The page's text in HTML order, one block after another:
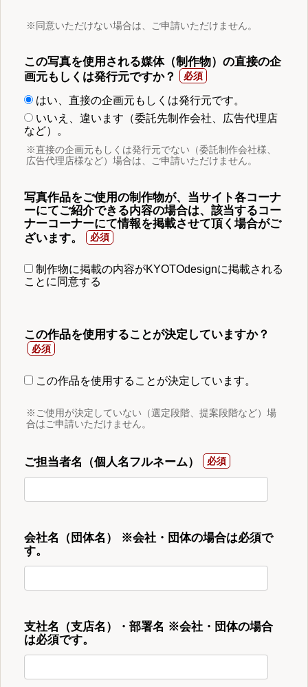
※同意いただけない場合は、ご申請いただけません。
この写真を使用される媒体（制作物）の直接の企
画元もしくは発行元ですか？
はい、直接の企画元もしくは発行元です。
いいえ、違います（委託先制作会社、広告代理店
など）。
※直接の企画元もしくは発行元でない（委託制作会社様、
広告代理店様など）場合は、ご申請いただけません。
写真作品をご使用の制作物が、当サイト各コーナ
ーにてご紹介できる内容の場合は、該当するコー
ナーコーナーにて情報を掲載させて頂く場合がご
ざいます。
制作物に掲載の内容がKYOTOdesignに掲載される
ことに同意する
この作品を使用することが決定していますか？
この作品を使用することが決定しています。
※ご使用が決定していない（選定段階、提案段階など）場
合はご申請いただけません。
ご担当者名（個人名フルネーム）
会社名（団体名） ※会社・団体の場合は必須で
す。
支社名（支店名）・部署名 ※会社・団体の場合
は必須です。